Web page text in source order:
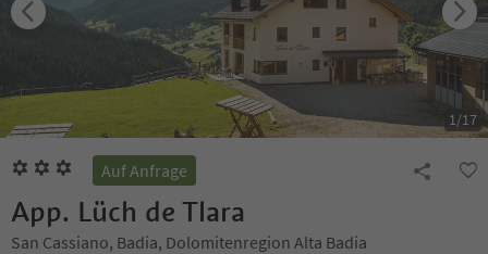
1/17
Auf Anfrage
App. Lüch de Tlara
San Cassiano, Badia, Dolomitenregion Alta Badia